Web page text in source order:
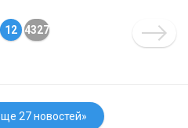
12 4327
27 новостей»